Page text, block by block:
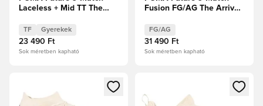
Laceless + Mid TT The
mandula/PUMA
Fehér/Ultra Red/PUMA
Fekete Gyerek
TF Gyerekek
23 490 Ft
Sok méretben kapható
Fusion FG/AG The Arrival
mandula/PUMA
Fehér/Ultra Red/PUMA
Fekete
FG/AG
31 490 Ft
Sok méretben kapható
Megnyit egy modált a bejelentkezéshez vagy a tagként
Megnyit egy modált a